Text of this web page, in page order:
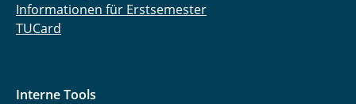
Informationen für Erstsemester
TUCard
Interne Tools